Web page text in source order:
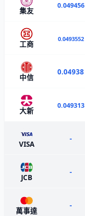
集友
0.049456
工商
0.0493552
中信
0.04938
大新
0.049313
VISA
-
JCB
-
萬事達
-